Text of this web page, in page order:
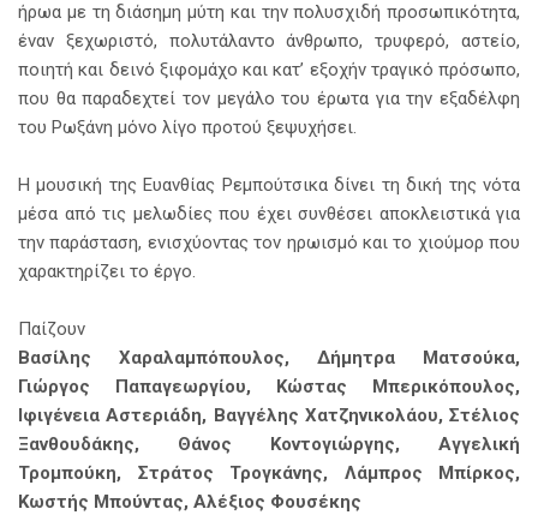
ήρωα με τη διάσημη μύτη και την πολυσχιδή προσωπικότητα,
έναν ξεχωριστό, πολυτάλαντο άνθρωπο, τρυφερό, αστείο,
ποιητή και δεινό ξιφομάχο και κατ’ εξοχήν τραγικό πρόσωπο,
που θα παραδεχτεί τον μεγάλο του έρωτα για την εξαδέλφη
του Ρωξάνη μόνο λίγο προτού ξεψυχήσει.
Η μουσική της Ευανθίας Ρεμπούτσικα δίνει τη δική της νότα
μέσα από τις μελωδίες που έχει συνθέσει αποκλειστικά για
την παράσταση, ενισχύοντας τον ηρωισμό και το χιούμορ που
χαρακτηρίζει το έργο.
Παίζουν
Βασίλης Χαραλαμπόπουλος, Δήμητρα Ματσούκα,
Γιώργος Παπαγεωργίου, Κώστας Μπερικόπουλος,
Ιφιγένεια Αστεριάδη, Βαγγέλης Χατζηνικολάου, Στέλιος
Ξανθουδάκης, Θάνος Κοντογιώργης, Αγγελική
Τρομπούκη, Στράτος Τρογκάνης, Λάμπρος Μπίρκος,
Κωστής Μπούντας, Αλέξιος Φουσέκης